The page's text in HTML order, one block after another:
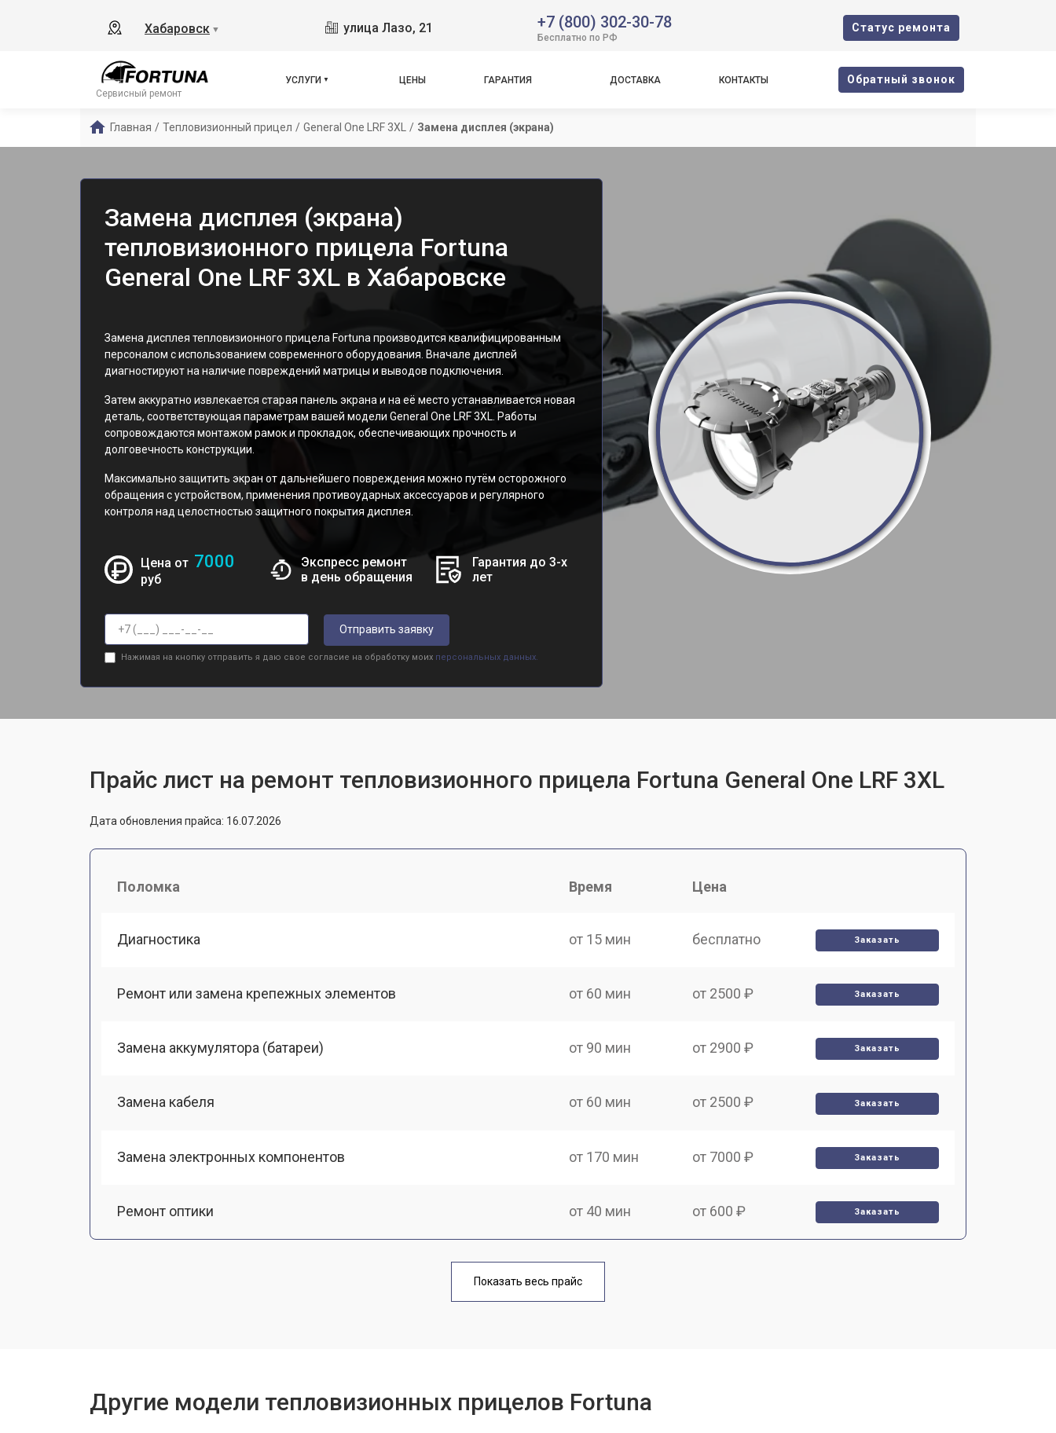
Хабаровск ▼ улица Лазо, 21 +7 (800) 302-30-78
Бесплатно по РФ
Cтатус ремонта
Сервисный ремонт
УСЛУГИ ЦЕНЫ ГАРАНТИЯ ДОСТАВКА КОНТАКТЫ Oбратный звонок
Главная / Тепловизионный прицел / General One LRF 3XL / Замена дисплея (экрана)
Замена дисплея (экрана)
тепловизионного прицела Fortuna
General One LRF 3XL в Хабаровске
Замена дисплея тепловизионного прицела Fortuna производится квалифицированным
персоналом с использованием современного оборудования. Вначале дисплей
диагностируют на наличие повреждений матрицы и выводов подключения.
Затем аккуратно извлекается старая панель экрана и на её место устанавливается новая
деталь, соответствующая параметрам вашей модели General One LRF 3XL. Работы
сопровождаются монтажом рамок и прокладок, обеспечивающих прочность и
долговечность конструкции.
Максимально защитить экран от дальнейшего повреждения можно путём осторожного
обращения с устройством, применения противоударных аксессуаров и регулярного
контроля над целостностью защитного покрытия дисплея.
Цена от 7000
руб
Экспресс ремонт
в день обращения
Гарантия до 3-х
лет
Отправить заявку
Нажимая на кнопку отправить я даю свое согласие на обработку моих персональных данных.
Прайс лист на ремонт тепловизионного прицела Fortuna General One LRF 3XL
Дата обновления прайса: 16.07.2026
Поломка Время Цена
Диагностика от 15 мин бесплатно Заказать
Ремонт или замена крепежных элементов от 60 мин от 2500 ₽ Заказать
Замена аккумулятора (батареи) от 90 мин от 2900 ₽ Заказать
Замена кабеля от 60 мин от 2500 ₽ Заказать
Замена электронных компонентов от 170 мин от 7000 ₽ Заказать
Ремонт оптики от 40 мин от 600 ₽ Заказать
от 170 мин
Показать весь прайс
Другие модели тепловизионных прицелов Fortuna